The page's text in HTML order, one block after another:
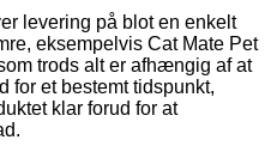
levering på blot en enkelt
eksempelvis Cat Mate Pet
trods alt er afhængig af at
for et bestemt tidspunkt,
klar forud for at